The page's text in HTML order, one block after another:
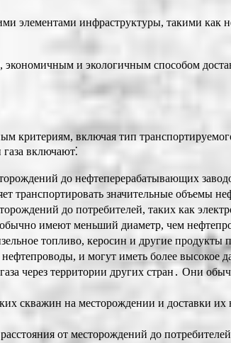
элементами инфраструктуры, такими как
и экологичным способом
критериям, включая тип
включают⁚
до нефтеперерабатывающих
транспортировать значительные объемы
до потребителей, таких как
имеют меньший диаметр, чем
топливо, керосин и другие
и могут иметь более высокое
через территории других стран․ Они
скважин на месторождении и доставки
от месторождений до